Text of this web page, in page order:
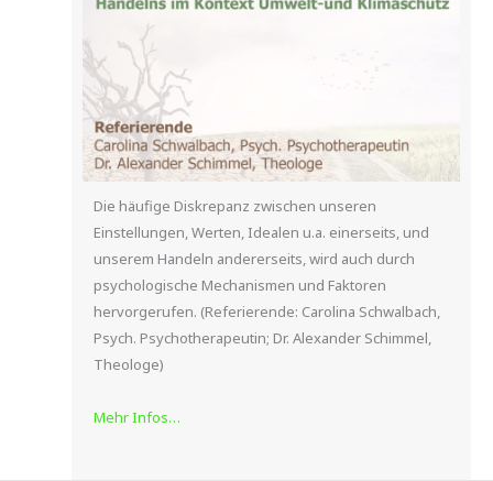
Die häufige Diskrepanz zwischen unseren
Einstellungen, Werten, Idealen u.a. einerseits, und
unserem Handeln andererseits, wird auch durch
psychologische Mechanismen und Faktoren
hervorgerufen. (Referierende: Carolina Schwalbach,
Psych. Psychotherapeutin; Dr. Alexander Schimmel,
Theologe)
Mehr Infos…